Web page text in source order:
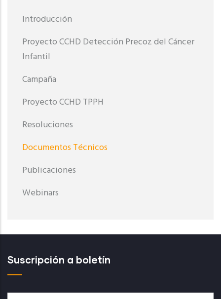
Introducción
Proyecto CCHD Detección Precoz del Cáncer
Infantil
Campaña
Proyecto CCHD TPPH
Resoluciones
Documentos Técnicos
Publicaciones
Webinars
Suscripción a boletín